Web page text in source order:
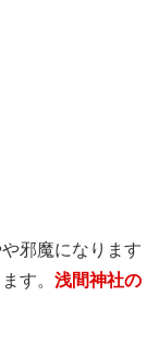
邪魔になります
す。 浅間神社の